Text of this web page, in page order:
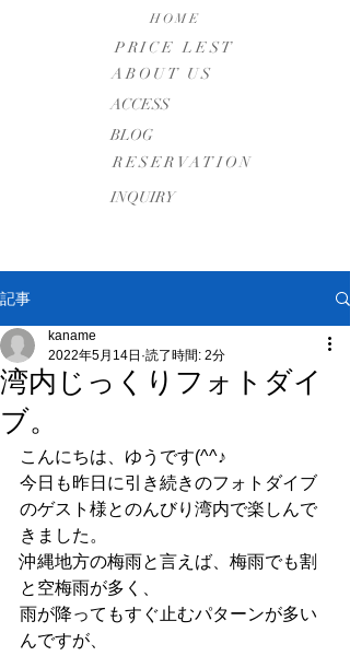
HOME
PRICE LEST
ABOUT US
​ACCESS
BLOG
RESERVATION
INQUIRY
記事
湾内じっくりフォトダイ
ブ。
kaname
2022年5月14日 読了時間: 2分
こんにちは、ゆうです(^^♪
今日も昨日に引き続きのフォトダイブ
のゲスト様とのんびり湾内で楽しんで
きました。
沖縄地方の梅雨と言えば、梅雨でも割
と空梅雨が多く、
雨が降ってもすぐ止むパターンが多い
んですが、